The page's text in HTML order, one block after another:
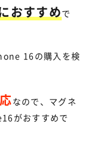
おすすめで
16の購入を検
なので、マグネ
がおすすめで